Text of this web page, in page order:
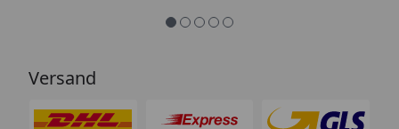
so.“
Versand